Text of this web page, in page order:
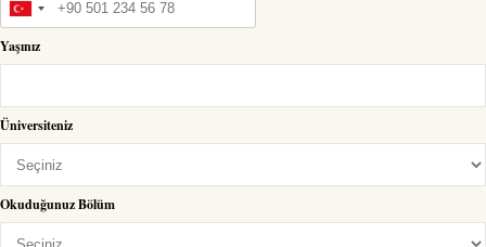
Yaşınız
Üniversiteniz
Okuduğunuz Bölüm